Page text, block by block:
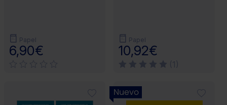
Papel
6,90€
Papel
10,92€
Nuevo